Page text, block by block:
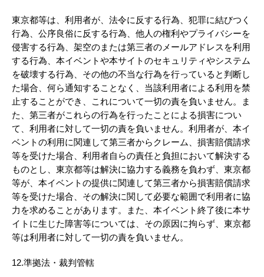
東京都等は、利用者が、法令に反する行為、犯罪に結びつく
行為、公序良俗に反する行為、他人の権利やプライバシーを
侵害する行為、架空のまたは第三者のメールアドレスを利用
する行為、本イベントや本サイトのセキュリティやシステム
を破壊する行為、その他の不当な行為を行っていると判断し
た場合、何ら通知することなく、当該利用者による利用を禁
止することができ、これについて一切の責を負いません。ま
た、第三者がこれらの行為を行ったことによる損害につい
て、利用者に対して一切の責を負いません。利用者が、本イ
ベントの利用に関連して第三者からクレーム、損害賠償請求
等を受けた場合、利用者自らの責任と負担において解決する
ものとし、東京都等は解決に協力する義務を負わず、東京都
等が、本イベントの提供に関連して第三者から損害賠償請求
等を受けた場合、その解決に関して必要な範囲で利用者に協
力を求めることがあります。また、本イベント終了後に本サ
イトに生じた障害等については、その原因に拘らず、東京都
等は利用者に対して一切の責を負いません。
12.準拠法・裁判管轄